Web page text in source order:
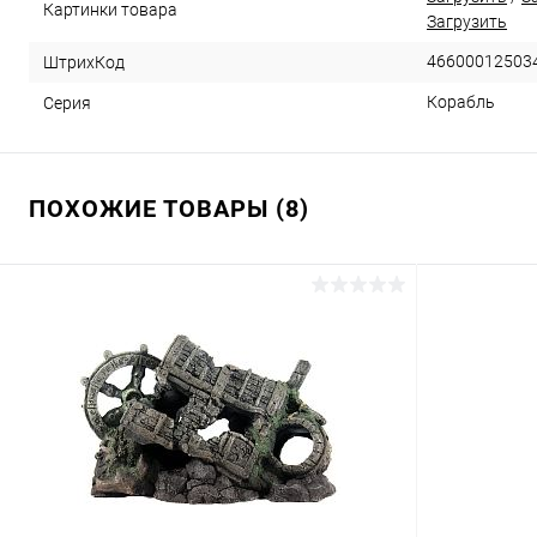
Картинки товара
Загрузить
ШтрихКод
Серия Корабль
ПОХОЖИЕ ТОВАРЫ (8)